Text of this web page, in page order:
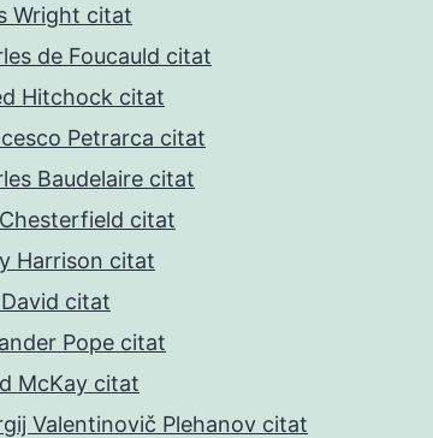
Wright citat
de Foucauld citat
Hitchock citat
Petrarca citat
Baudelaire citat
citat
Harrison citat
citat
Pope citat
McKay citat
Valentinovič Plehanov citat